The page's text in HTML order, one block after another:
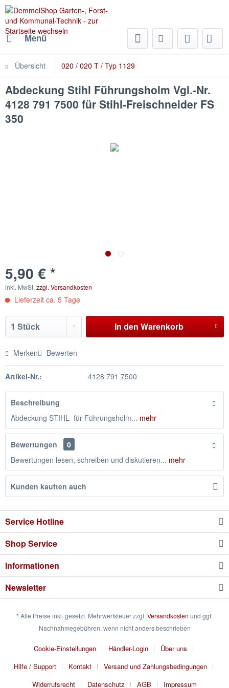
Menü
Übersicht 020 / 020 T / Typ 1129
Abdeckung Stihl Führungsholm Vgl.-Nr.
4128 791 7500 für Stihl-Freischneider FS
350
5,90 € *
inkl. MwSt. zzgl. Versandkosten
Lieferzeit ca. 5 Tage
In den Warenkorb
Merken Bewerten
Artikel-Nr.: 4128 791 7500
Beschreibung
Abdeckung STIHL für Führungsholm... mehr
Bewertungen
0
Bewertungen lesen, schreiben und diskutieren... mehr
Kunden kauften auch
Service Hotline
Shop Service
Informationen
Newsletter
* Alle Preise inkl. gesetzl. Mehrwertsteuer zzgl. Versandkosten und ggf.
Nachnahmegebühren, wenn nicht anders beschrieben
Cookie-Einstellungen Händler-Login
Über uns
Hilfe / Support
Kontakt
Versand und Zahlungsbedingungen
Widerrufsrecht
Datenschutz AGB Impressum